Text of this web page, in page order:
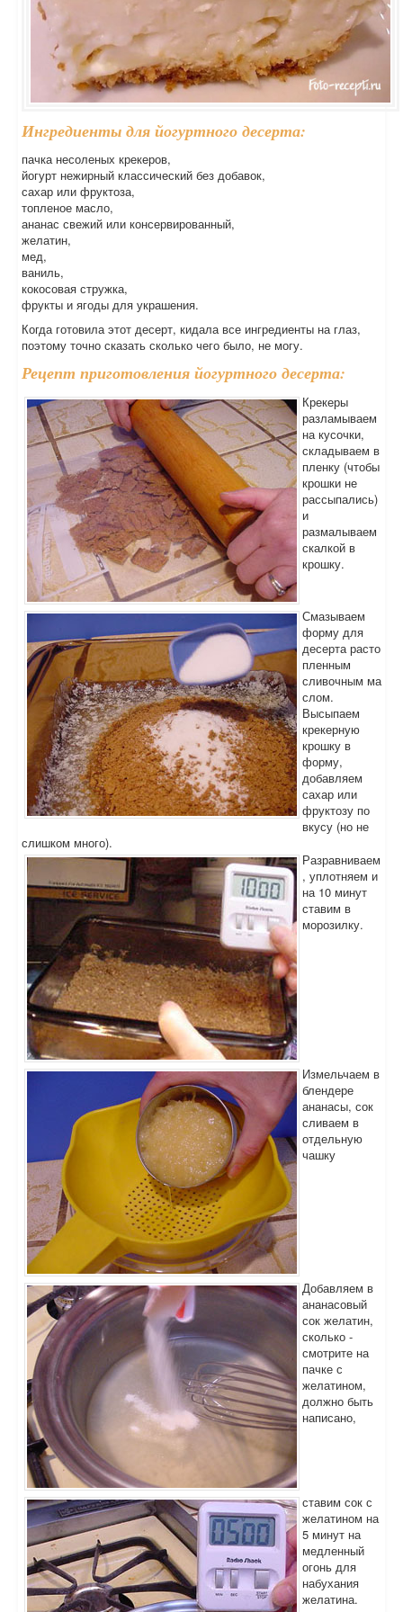
Ингредиенты для йогуртного десерта:
пачка несоленых крекеров,
йогурт нежирный классический без добавок,
сахар или фруктоза,
топленое масло,
ананас свежий или консервированный,
желатин,
мед,
ваниль,
кокосовая стружка,
фрукты и ягоды для украшения.
Когда готовила этот десерт, кидала все ингредиенты на глаз,
поэтому точно сказать сколько чего было, не могу.
Рецепт приготовления йогуртного десерта:
Крекеры
разламываем
на кусочки,
складываем в
пленку (чтобы
крошки не
рассыпались)
и
размалываем
скалкой в
крошку.
Смазываем
форму для
десерта расто
пленным
сливочным ма
слом.
Высыпаем
крекерную
крошку в
форму,
добавляем
сахар или
фруктозу по
вкусу (но не
слишком много).
Разравниваем
, уплотняем и
на 10 минут
ставим в
морозилку.
Измельчаем в
блендере
ананасы, сок
сливаем в
отдельную
чашку
Добавляем в
ананасовый
сок желатин,
сколько -
смотрите на
пачке с
желатином,
должно быть
написано,
ставим сок с
желатином на
5 минут на
медленный
огонь для
набухания
желатина.